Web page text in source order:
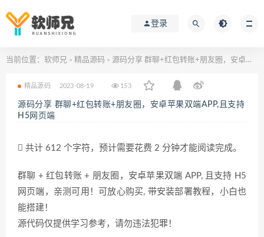
登录
当前位置： 软师兄 > 精品源码 > 源码分享 群聊+红包转账+朋友圈，安卓苹果双端APP,且支持H5网页端
精品源码 2023-08-19 153
源码分享 群聊+红包转账+朋友圈，安卓苹果双端APP,且支持
H5网页端
共计 612 个字符，预计需要花费 2 分钟才能阅读完成。
群聊 + 红包转账 + 朋友圈，安卓苹果双端 APP, 且支持 H5
网页端，亲测可用！可放心购买, 带安装部署教程，小白也
能搭建！
源代码仅提供学习参考，请勿违法犯罪！